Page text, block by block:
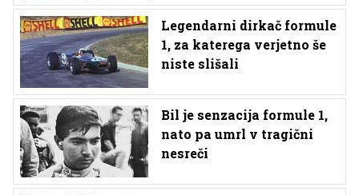
Legendarni dirkač formule
1, za katerega verjetno še
niste slišali
Bil je senzacija formule 1,
nato pa umrl v tragični
nesreči